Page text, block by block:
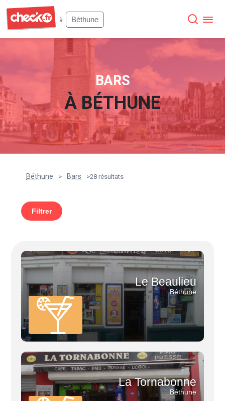
à
Béthune
BARS
À BÉTHUNE
Béthune > Bars >28 résultats
Filtrer
Le Beaulieu
Béthune
La Tornabonne
Béthune